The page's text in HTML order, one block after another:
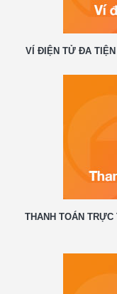
VÍ ĐIỆN TỬ ĐA TIỆN
THANH TOÁN